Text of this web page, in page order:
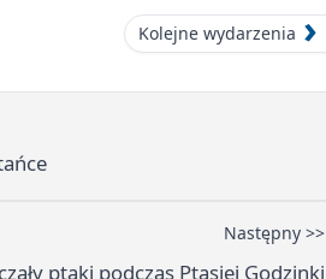
Kolejne wydarzenia
Następny >>
ptaki podczas Ptasiej Godzinki